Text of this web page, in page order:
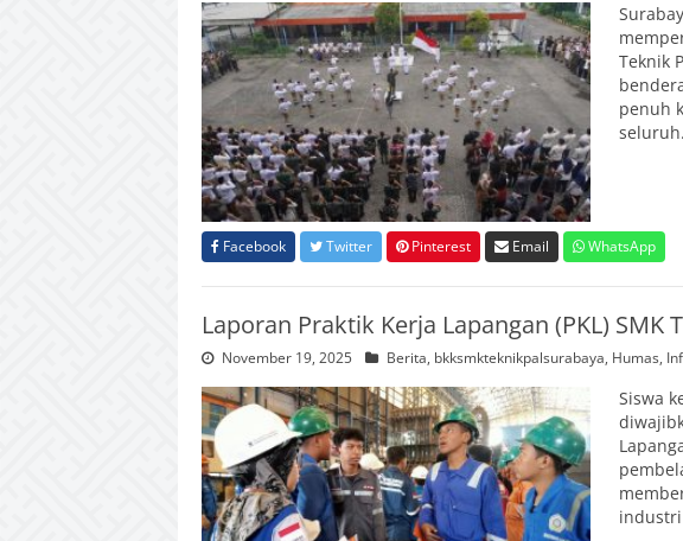
Teknik
penuh
Facebook Twitter Pinterest Email WhatsApp
Laporan Praktik Kerja Lapangan (PKL) SMK
November 19, 2025 Berita, bkksmkteknikpalsurabaya, Humas,
Siswa